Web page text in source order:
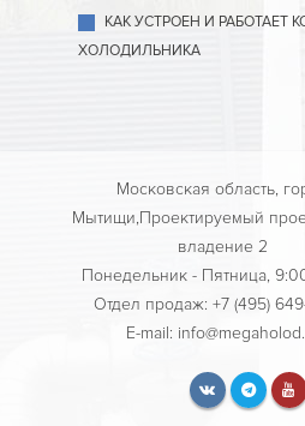
КАК УСТРОЕН И РАБОТАЕТ
ХОЛОДИЛЬНИКА
Московская область,
Мытищи,Проектируемый
владение 2
Понедельник - Пятница,
Отдел продаж: +7 (495)
E-mail: